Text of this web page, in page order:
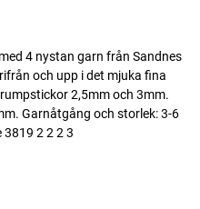
4 nystan garn från Sandnes
och upp i det mjuka fina
2,5mm och 3mm.
Garnåtgång och storlek: 3-6
3819 2 2 2 3